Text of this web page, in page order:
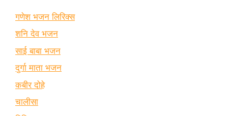
गणेश भजन लिरिक्स
शनि देव भजन
साई बाबा भजन
दुर्गा माता भजन
कबीर दोहे
चालीसा